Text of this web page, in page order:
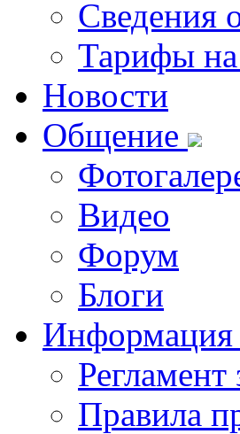
Сведения
Тарифы
Новости
Общение
Видео
Форум
Блоги
Информация
Регламент
Правила